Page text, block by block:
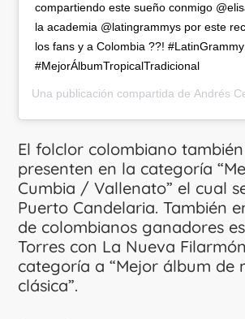
compartiendo este sueño conmigo
la academia @latingrammys por este
los fans y a Colombia ??! #LatinGrammy
#MejorÁlbumTropicalTradicional
Una publicación compartida de Andrés
El folclor colombiano
presenten en la categoría
Cumbia / Vallenato” el cual
Puerto Candelaria. También
de colombianos ganadores
Torres con La Nueva
categoría a “Mejor álbum de
clásica”.